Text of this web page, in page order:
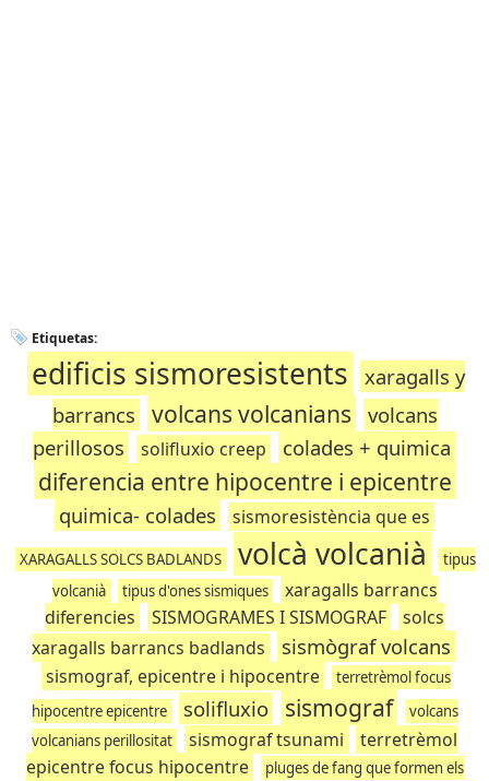
Etiquetas:
edificis sismoresistents
xaragalls y
barrancs
volcans volcanians
volcans
perillosos
solifluxio creep colades + quimica
diferencia entre hipocentre i epicentre
quimica- colades sismoresistència que es
XARAGALLS SOLCS BADLANDS volcà volcanià
tipus
volcanià
tipus d'ones sismiques
xaragalls barrancs
diferencies
SISMOGRAMES I SISMOGRAF
solcs
xaragalls barrancs badlands
sismògraf volcans
sismograf, epicentre i hipocentre
terretrèmol focus
hipocentre epicentre
solifluxio sismograf
volcans
volcanians perillositat
sismograf tsunami
terretrèmol
epicentre focus hipocentre
pluges de fang que formen els